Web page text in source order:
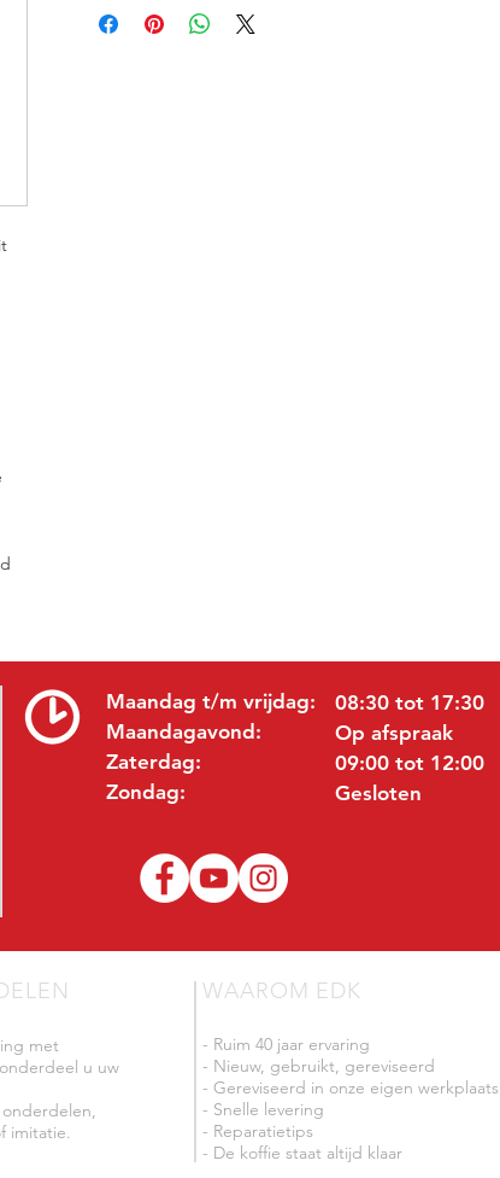
Maandag t/m vrijdag:
Maandagavond:
Zaterdag:
Zondag:
08:30 tot 17:30
Op afspraak
09:00 tot 12:00
Gesloten
met
u uw
imitatie.
WAAROM EDK
- Ruim 40 jaar ervaring
- Nieuw, gebruikt, gereviseerd
- Gereviseerd in onze eigen werkplaats
- Snelle levering
- Reparatietips
- De koffie staat altijd klaar